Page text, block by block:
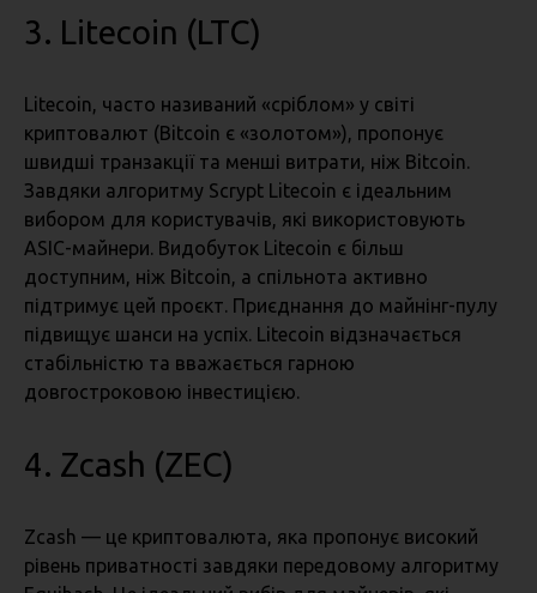
3. Litecoin (LTC)
Litecoin, часто називаний «сріблом» у світі
криптовалют (Bitcoin є «золотом»), пропонує
швидші транзакції та менші витрати, ніж Bitcoin.
Завдяки алгоритму Scrypt Litecoin є ідеальним
вибором для користувачів, які використовують
ASIC-майнери. Видобуток Litecoin є більш
доступним, ніж Bitcoin, а спільнота активно
підтримує цей проєкт. Приєднання до майнінг-пулу
підвищує шанси на успіх. Litecoin відзначається
стабільністю та вважається гарною
довгостроковою інвестицією.
4. Zcash (ZEC)
Zcash — це криптовалюта, яка пропонує високий
рівень приватності завдяки передовому алгоритму